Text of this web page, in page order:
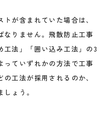
が含まれていた場合は、
なりません。飛散防止工事
工法」「囲い込み工法」の3
っていずれかの方法で工事
工法が採用されるのか、
ょう。